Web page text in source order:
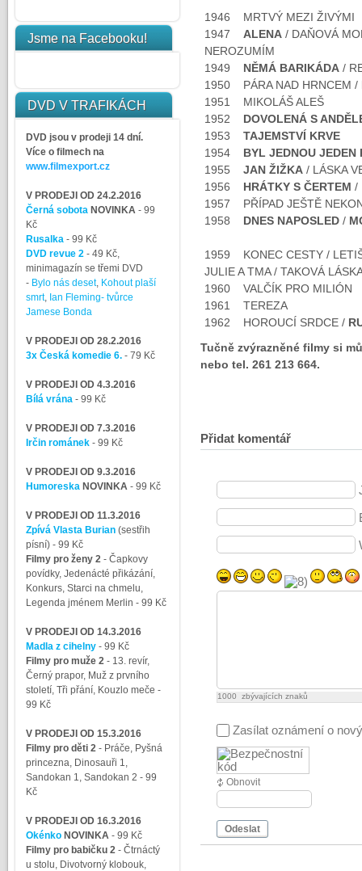
Jsme na Facebooku!
DVD V TRAFIKÁCH
DVD jsou v prodeji 14 dní.
Více o filmech na
www.filmexport.cz
V PRODEJI OD 24.2.2016
Černá sobotaNOVINKA - 99
Kč
Rusalka- 99 Kč
DVD revue 2- 49 Kč,
minimagazín se třemi DVD
- Bylo nás deset, Kohout plaší
smrt, Ian Fleming- tvůrce
Jamese Bonda
V PRODEJI OD 28.2.2016
3x Česká komedie 6. - 79 Kč
V PRODEJI OD 4.3.2016
Bílá vrána- 99 Kč
V PRODEJI OD 7.3.2016
Irčin románek - 99 Kč
V PRODEJI OD 9.3.2016
HumoreskaNOVINKA - 99 Kč
V PRODEJI OD 11.3.2016
Zpívá Vlasta Burian (sestřih
písní) - 99 Kč
Filmy pro ženy 2- Čapkovy
povídky, Jedenácté přikázání,
Konkurs, Starci na chmelu,
Legenda jménem Merlin - 99 Kč
V PRODEJI OD 14.3.2016
Madla z cihelny - 99 Kč
Filmy pro muže 2- 13. revír,
Černý prapor, Muž z prvního
století, Tři přání, Kouzlo meče -
99 Kč
V PRODEJI OD 15.3.2016
Filmy pro děti 2- Práče, Pyšná
princezna, Dinosauři 1,
Sandokan 1, Sandokan 2 - 99
Kč
V PRODEJI OD 16.3.2016
Okénko NOVINKA - 99 Kč
Filmy pro babičku 2- Čtrnáctý
u stolu, Divotvorný klobouk,
1946 MRTVÝ MEZI ŽIVÝMI
1947 ALENA/ DAŇOVÁ
NEROZUMÍM
1949 NĚMÁ BARIKÁDA/
1950 PÁRA NAD HRNCEM /
1951 MIKOLÁŠ ALEŠ
1952 DOVOLENÁ S
1953 TAJEMSTVÍ KRVE
1954 BYL JEDNOU JEDEN
1955 JAN ŽIŽKA/ LÁSKA
1956 HRÁTKY S ČERTEM /
1957 PŘÍPAD JEŠTĚ
1958 DNES NAPOSLED/
1959 KONEC CESTY /
JULIE A TMA / TAKOVÁ
1960 VALČÍK
1961
1962 HOROUCÍ SRDCE /
Tučně zvýrazněné filmy si
nebo tel. 261 213 664.
Přidat komentář
1000 zbývajících znaků
Zasílat oznámení o
Obnovit
Odeslat